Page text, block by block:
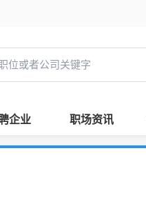
企业 职场资讯